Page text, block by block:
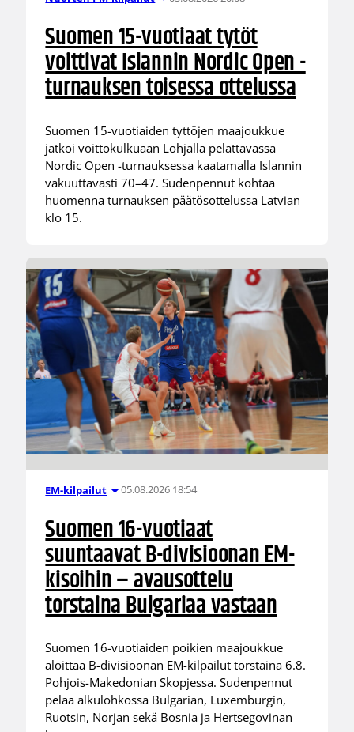
Suomen 15-vuotiaat tytöt
voittivat Islannin Nordic Open -
turnauksen toisessa ottelussa
Suomen 15-vuotiaiden tyttöjen maajoukkue
jatkoi voittokulkuaan Lohjalla pelattavassa
Nordic Open -turnauksessa kaatamalla Islannin
vakuuttavasti 70–47. Sudenpennut kohtaa
huomenna turnauksen päätösottelussa Latvian
klo 15.
EM-kilpailut 05.08.2026 18:54
Suomen 16-vuotiaat
suuntaavat B-divisioonan EM-
kisoihin – avausottelu
torstaina Bulgariaa vastaan
Suomen 16-vuotiaiden poikien maajoukkue
aloittaa B-divisioonan EM-kilpailut torstaina 6.8.
Pohjois-Makedonian Skopjessa. Sudenpennut
pelaa alkulohkossa Bulgarian, Luxemburgin,
Ruotsin, Norjan sekä Bosnia ja Hertsegovinan